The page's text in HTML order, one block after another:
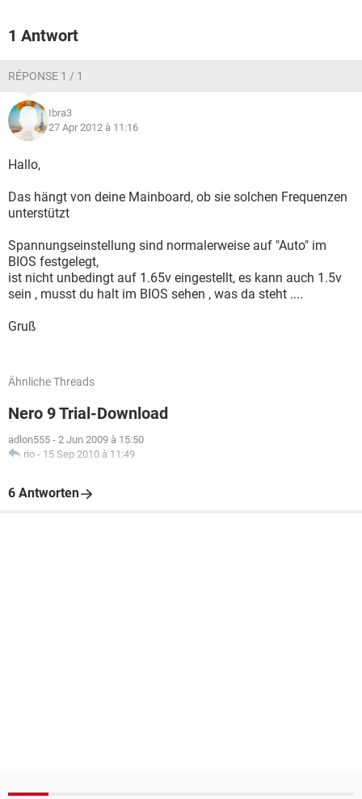
1 Antwort
RÉPONSE 1 / 1
Ibra3
27 Apr 2012 à 11:16
Hallo,
Das hängt von deine Mainboard, ob sie solchen Frequenzen
unterstützt
Spannungseinstellung sind normalerweise auf "Auto" im
BIOS festgelegt,
ist nicht unbedingt auf 1.65v eingestellt, es kann auch 1.5v
sein , musst du halt im BIOS sehen , was da steht ....
Gruß
Ähnliche Threads
Nero 9 Trial-Download
adlon555 - 2 Jun 2009 à 15:50
rio - 15 Sep 2010 à 11:49
6 Antworten